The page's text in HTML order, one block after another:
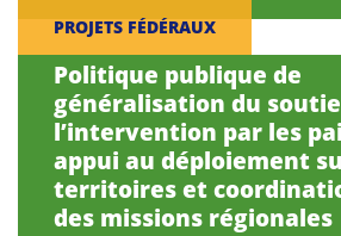
PROJETS FÉDÉRAUX
Politique publique de
généralisation du
l’intervention par les
appui au déploiement
territoires et
des missions régionales